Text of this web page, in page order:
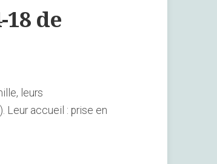
de
leurs
Leur accueil : prise en